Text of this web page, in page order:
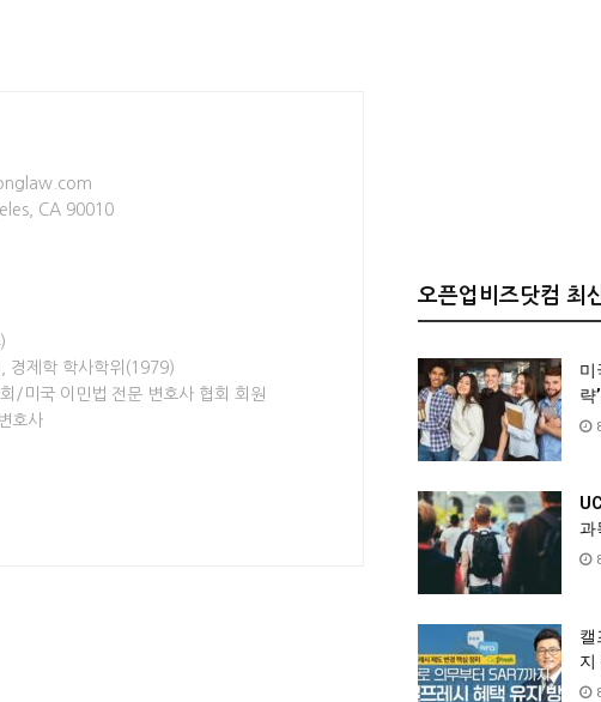
CA 90010
제학 학사학위(1979)
/미국 이민법 전문 변호사 협회 회원
호사
오픈업비즈닷컴 최
미
략
과
캘
지